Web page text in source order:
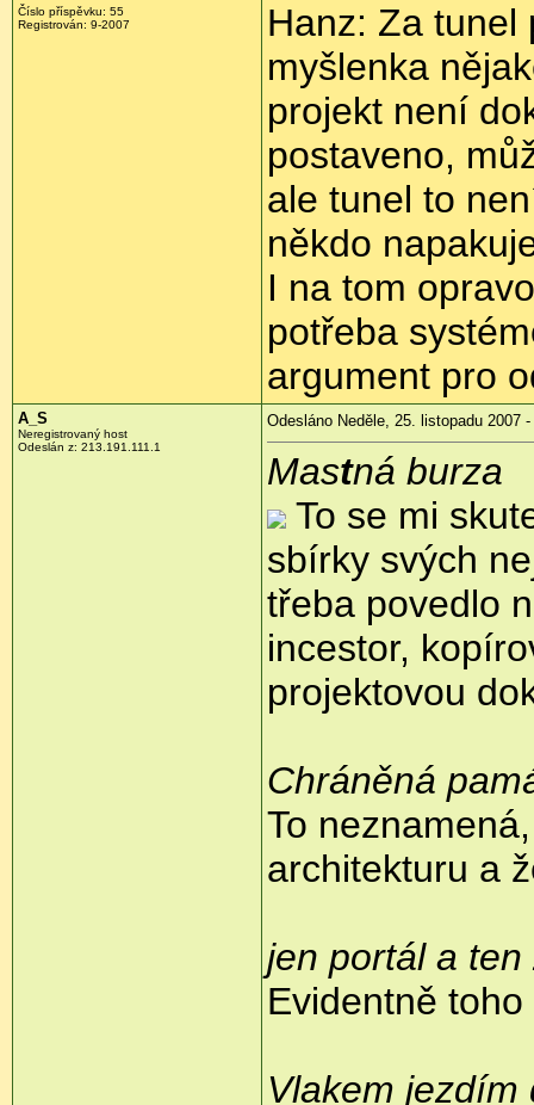
Číslo příspěvku: 55
Registrován: 9-2007
Hanz: Za tunel
myšlenka
projekt není
postaveno,
ale tunel to
někdo
I na tom
potřeba
argument pro
A_S
Neregistrovaný host
Odeslán z: 213.191.111.1
Odesláno Neděle, 25. listopadu 2007 -
Mastná burza
To se mi
sbírky svých
třeba povedlo
incestor,
projektovou
Chráněná
To
architekturu a
jen portál a
Evidentně
Vlakem jezdím